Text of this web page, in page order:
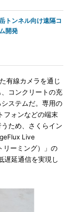
トンネル向け遠隔コ
開発
有線カメラを通じ
コンクリートの充
ステムだ。専用の
フォンなどの端末
ため、さくらイン
Live
リーミング）」の
遅延通信を実現し